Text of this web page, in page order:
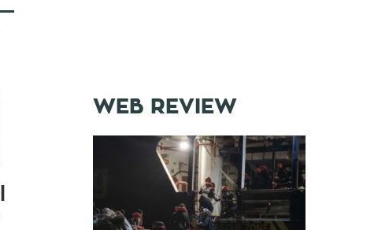
WEB REVIEW